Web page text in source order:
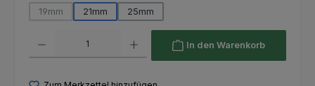
19mm
(Diese Option ist zurzeit nicht verfügbar.)
21mm 25mm
In den Warenkorb